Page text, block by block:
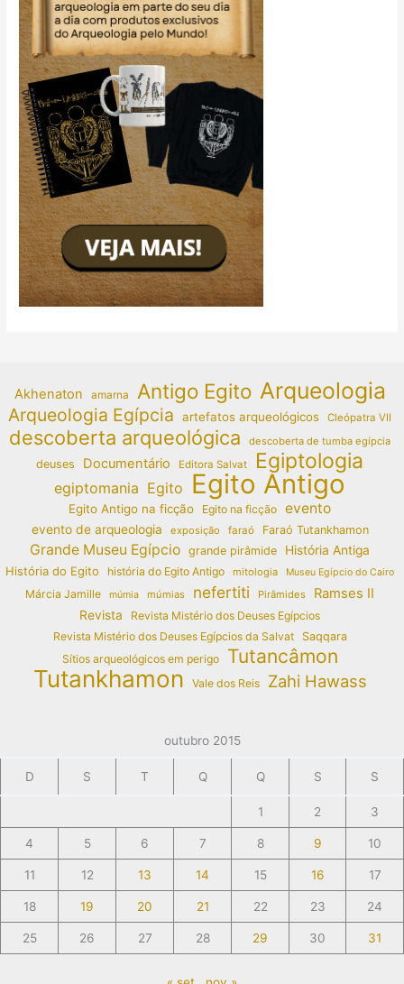
Akhenaton amarna Antigo Egito Arqueologia
Arqueologia Egípcia artefatos arqueológicos Cleópatra VII
descoberta arqueológica descoberta de tumba egípcia
deuses Documentário Editora Salvat Egiptologia
egiptomania Egito Egito Antigo
Egito Antigo na ficção Egito na ficção evento
evento de arqueologia exposição faraó Faraó Tutankhamon
Grande Museu Egípcio grande pirâmide
História Antiga
História do Egito
história do Egito Antigo mitologia Museu Egípcio do Cairo
Márcia Jamille múmia múmias nefertiti Pirâmides Ramses II
Revista
Revista Mistério dos Deuses Egípcios
Revista Mistério dos Deuses Egípcios da Salvat
Saqqara
Sítios arqueológicos em perigo
Tutancâmon
Tutankhamon Vale dos Reis Zahi Hawass
outubro 2015
D S T Q Q S S
1 2 3
4 5 6 7 8 9 10
11 12 13 14 15 16 17
18 19 20 21 22 23 24
25 26 27 28 29 30 31